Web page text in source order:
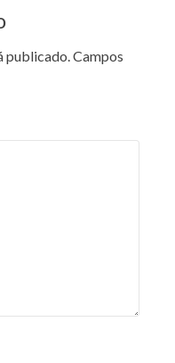
publicado.Campos